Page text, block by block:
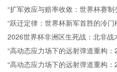
“扩军效应与赔率收敛：世界杯赛
“跃迁定律：世界杯新军首胜的冷门
2026世界杯非洲区生死战：北非
“高动态应力场下的远射弹道重构
精度的技术解构”
“高动态应力场下的远射弹道重构